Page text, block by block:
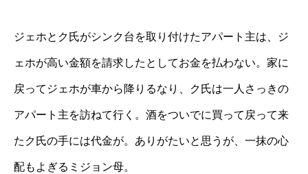
ジェホとク氏がシンク台を取り付けたアパート主は、ジ
ェホが高い金額を請求したとしてお金を払わない。家に
戻ってジェホが車から降りるなり、ク氏は一人さっきの
アパート主を訪ねて行く。酒をついでに買って戻って来
たク氏の手には代金が。ありがたいと思うが、一抹の心
配もよぎるミジョン母。